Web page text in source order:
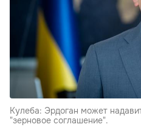
Кулеба: Эрдоган может
"зерновое соглашение".